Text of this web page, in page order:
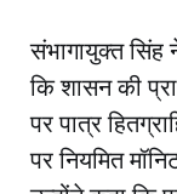
संभागायुक्त सिंह
कि शासन की
पर पात्र
पर नियमित